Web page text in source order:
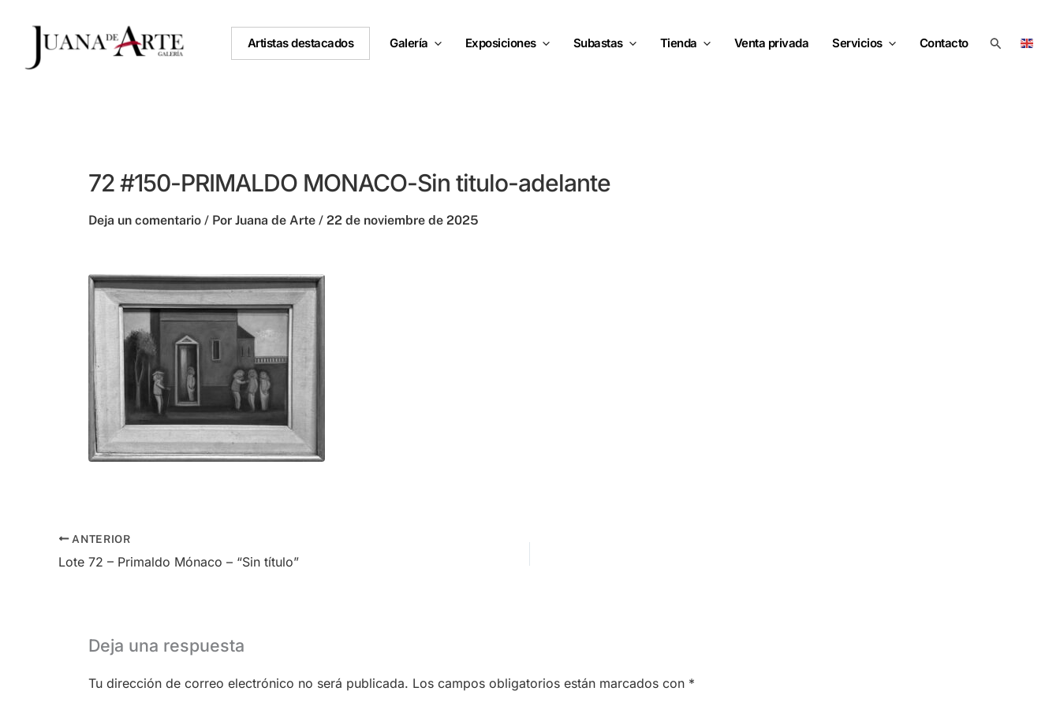
contenido
Artistas destacados Galería Exposiciones Subastas Tienda Venta privada Servicios Contacto Buscar
72 #150-PRIMALDO MONACO-Sin titulo-adelante
Deja un comentario / Por Juana de Arte / 22 de noviembre de 2025
ANTERIOR
Lote 72 – Primaldo Mónaco – “Sin título”
Deja una respuesta
Tu dirección de correo electrónico no será publicada. Los campos obligatorios están marcados con *